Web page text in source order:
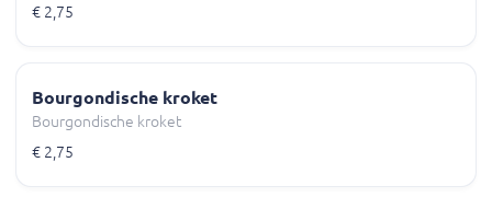
€ 2,75
Bourgondische kroket
Bourgondische kroket
€ 2,75